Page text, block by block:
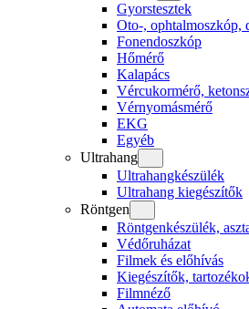
Gyorstesztek
Oto-, ophtalmoszkóp,
Fonendoszkóp
Hőmérő
Kalapács
Vércukormérő,
Vérnyomásmérő
EKG
Egyéb
Ultrahang
Ultrahangkészülék
Ultrahang kiegészítők
Röntgen
Röntgenkészülék,
Védőruházat
Filmek és előhívás
Kiegészítők,
Filmnéző